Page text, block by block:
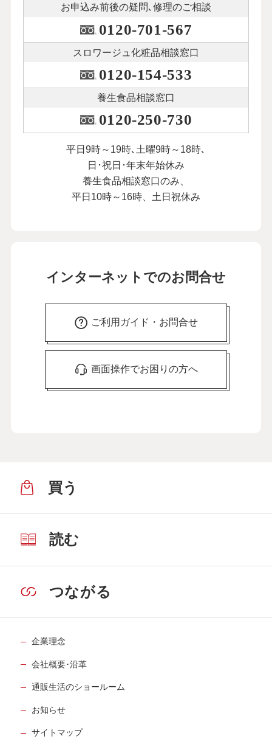
お申込み前後の疑問､修理のご相談
0120-701-567
スロワージュ化粧品相談窓口
0120-154-533
養生食品相談窓口
0120-250-730
平日9時～19時､土曜9時～18時､
日･祝日･年末年始休み
養生食品相談窓口のみ、
平日10時～16時、土日祝休み
インターネットでのお問合せ
ご利用ガイド・お問合せ
画面操作でお困りの方へ
買う
読む
つながる
企業理念
会社概要･沿革
通販生活のショールーム
お知らせ
サイトマップ